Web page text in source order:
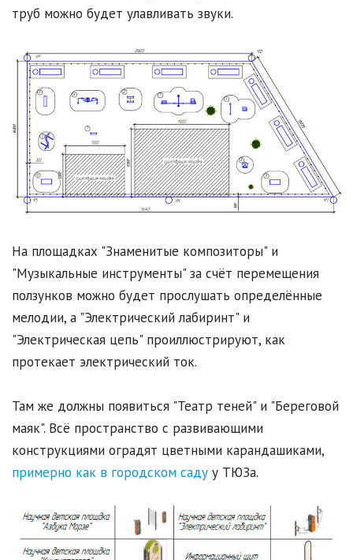
труб можно будет улавливать звуки.
На площадках "Знаменитые композиторы" и
"Музыкальные инструменты" за счёт перемещения
ползунков можно будет прослушать определённые
мелодии, а "Электрический лабиринт" и
"Электрическая цепь" проиллюстрируют, как
протекает электрический ток.
Там же должны появиться "Театр теней" и "Береговой
маяк". Всё пространство с развивающими
конструкциями оградят цветными карандашиками,
примерно как в городском саду у ТЮЗа.